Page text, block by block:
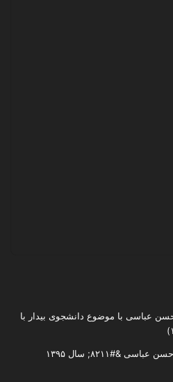
عباسی با موضوع دانشجوی بیدار با
&#۸۲۱۱; سال ۱۳۹۵